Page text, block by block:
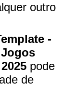
outro
-
pode
de